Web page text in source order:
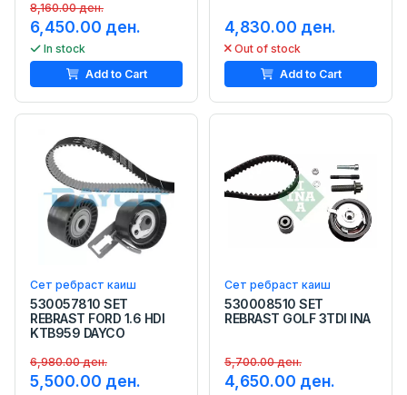
8,160.00 ден.
6,450.00 ден.
In stock
Add to Cart
4,830.00 ден.
Out of stock
Add to Cart
Сет ребраст каиш
530057810 SET
REBRAST FORD 1.6 HDI
KTB959 DAYCO
6,980.00 ден.
5,500.00 ден.
Сет ребраст каиш
530008510 SET
REBRAST GOLF 3TDI INA
5,700.00 ден.
4,650.00 ден.